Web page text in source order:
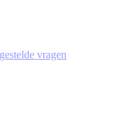
vragen